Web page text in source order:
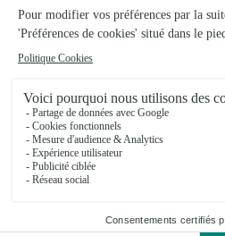
Les Jardins du Loing
★★★★★4.3 (60)
Voir la boutique